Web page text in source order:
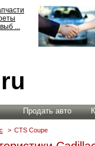
...
все,
...
Продать авто
> CTS Coupe